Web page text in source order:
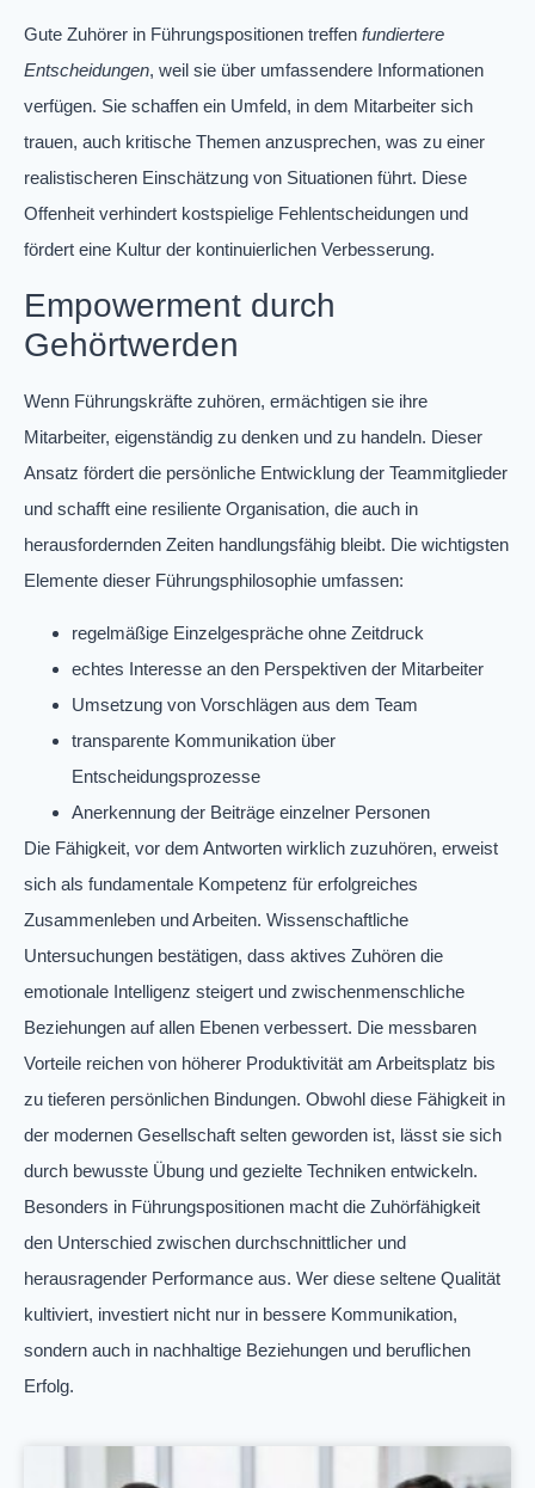
Gute Zuhörer in Führungspositionen treffen fundiertere
Entscheidungen, weil sie über umfassendere Informationen
verfügen. Sie schaffen ein Umfeld, in dem Mitarbeiter sich
trauen, auch kritische Themen anzusprechen, was zu einer
realistischeren Einschätzung von Situationen führt. Diese
Offenheit verhindert kostspielige Fehlentscheidungen und
fördert eine Kultur der kontinuierlichen Verbesserung.
Empowerment durch
Gehörtwerden
Wenn Führungskräfte zuhören, ermächtigen sie ihre
Mitarbeiter, eigenständig zu denken und zu handeln. Dieser
Ansatz fördert die persönliche Entwicklung der Teammitglieder
und schafft eine resiliente Organisation, die auch in
herausfordernden Zeiten handlungsfähig bleibt. Die wichtigsten
Elemente dieser Führungsphilosophie umfassen:
regelmäßige Einzelgespräche ohne Zeitdruck
echtes Interesse an den Perspektiven der Mitarbeiter
Umsetzung von Vorschlägen aus dem Team
transparente Kommunikation über
Entscheidungsprozesse
Anerkennung der Beiträge einzelner Personen
Die Fähigkeit, vor dem Antworten wirklich zuzuhören, erweist
sich als fundamentale Kompetenz für erfolgreiches
Zusammenleben und Arbeiten. Wissenschaftliche
Untersuchungen bestätigen, dass aktives Zuhören die
emotionale Intelligenz steigert und zwischenmenschliche
Beziehungen auf allen Ebenen verbessert. Die messbaren
Vorteile reichen von höherer Produktivität am Arbeitsplatz bis
zu tieferen persönlichen Bindungen. Obwohl diese Fähigkeit in
der modernen Gesellschaft selten geworden ist, lässt sie sich
durch bewusste Übung und gezielte Techniken entwickeln.
Besonders in Führungspositionen macht die Zuhörfähigkeit
den Unterschied zwischen durchschnittlicher und
herausragender Performance aus. Wer diese seltene Qualität
kultiviert, investiert nicht nur in bessere Kommunikation,
sondern auch in nachhaltige Beziehungen und beruflichen
Erfolg.